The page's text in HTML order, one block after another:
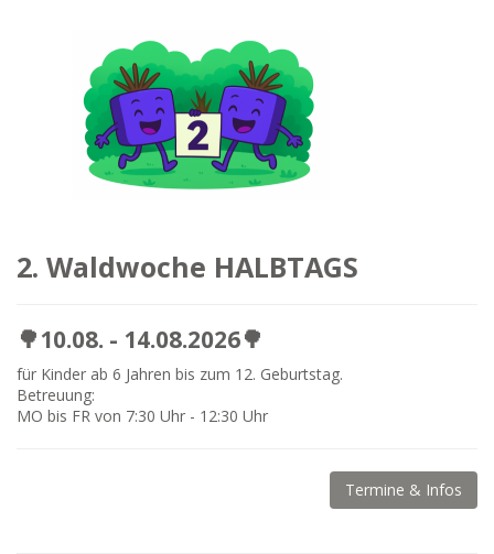
2. Waldwoche HALBTAGS
🌳10.08. - 14.08.2026🌳
für Kinder ab 6 Jahren bis zum 12. Geburtstag.
Betreuung:
MO bis FR von 7:30 Uhr - 12:30 Uhr
Termine & Infos